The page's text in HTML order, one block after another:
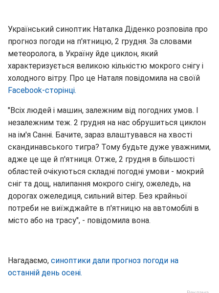
Український синоптик Наталка Діденко розповіла про
прогноз погоди на п'ятницю, 2 грудня. За словами
метеоролога, в Україну йде циклон, який
характеризується великою кількістю мокрого снігу і
холодного вітру. Про це Наталя повідомила на своїй
Facebook-сторінці.
"Всіх людей і машин, залежним від погодних умов. І
незалежним теж. 2 грудня на нас обрушиться циклон
на ім'я Санні. Бачите, зараз влаштувався на хвості
скандинавського тигра? Тому будьте дуже уважними,
адже це ще й п'ятниця. Отже, 2 грудня в більшості
областей очікуються складні погодні умови - мокрий
сніг та дощ, налипання мокрого снігу, ожеледь, на
дорогах ожеледиця, сильний вітер. Без крайньої
потреби не виїжджайте в п'ятницю на автомобілі в
місто або на трасу", - повідомила вона.
Нагадаємо, синоптики дали прогноз погоди на
останній день осені.